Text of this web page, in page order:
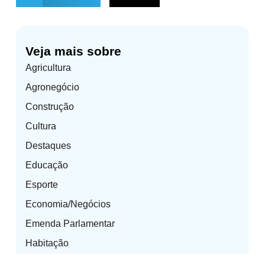
Veja mais sobre
Agricultura
Agronegócio
Construção
Cultura
Destaques
Educação
Esporte
Economia/Negócios
Emenda Parlamentar
Habitação